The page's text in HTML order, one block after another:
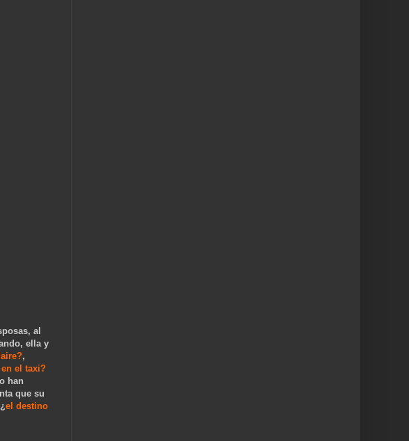
al
ella y
,
el taxi?
han
que su
el destino